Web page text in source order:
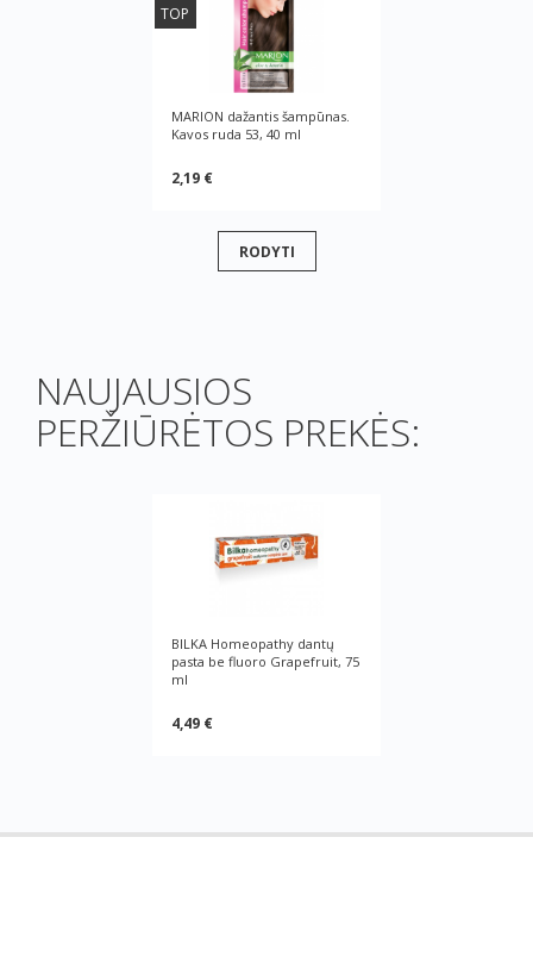
TOP
MARION dažantis šampūnas.
Kavos ruda 53, 40 ml
2,19 €
RODYTI
NAUJAUSIOS
PERŽIŪRĖTOS PREKĖS:
BILKA Homeopathy dantų
pasta be fluoro Grapefruit, 75
ml
4,49 €